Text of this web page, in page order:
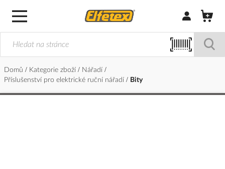
Přihlásit/
Domů Kategorie zboží
Nářadí
Příslušenství pro elektrické ruční nářadí
Bity